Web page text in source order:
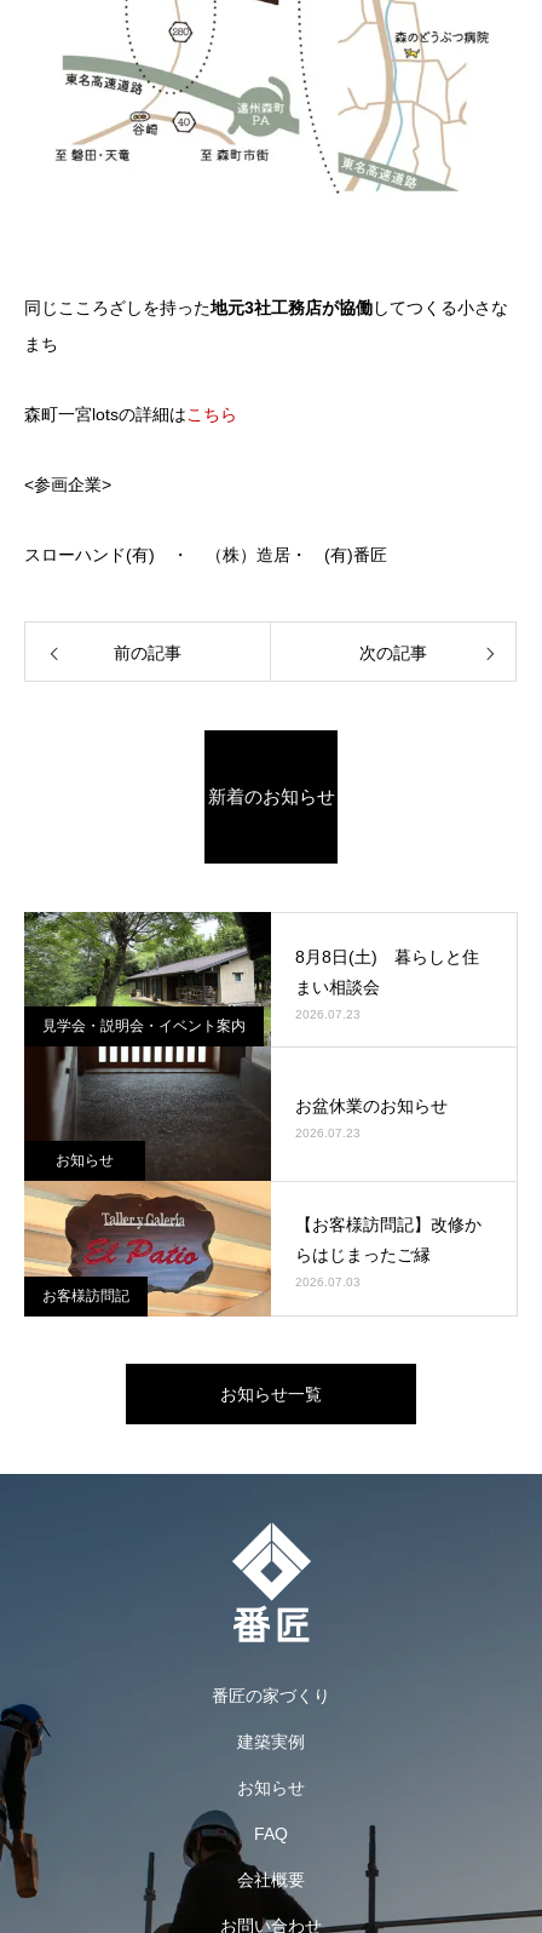
同じこころざしを持った地元3社工務店が協働してつくる小さな
まち
森町一宮lotsの詳細はこちら
<参画企業>
スローハンド(有) ・ （株）造居・ (有)番匠
前の記事 次の記事
新着のお知らせ
見学会・説明会・イベント案内
8月8日(土) 暮らしと住
まい相談会
2026.07.23
お知らせ
お盆休業のお知らせ
2026.07.23
お客様訪問記
【お客様訪問記】改修か
らはじまったご縁
2026.07.03
お知らせ一覧
番匠の家づくり
建築実例
お知らせ
FAQ
会社概要
お問い合わせ